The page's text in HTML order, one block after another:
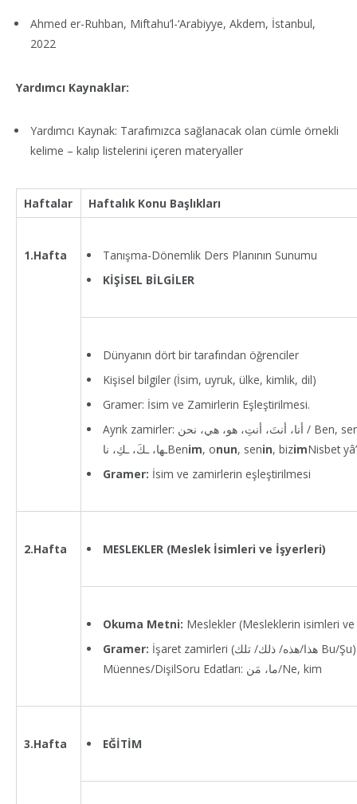
Ahmed er-Ruhban, Miftahu’l-‘Arabiyye, Akdem, İstanbul,
2022
Yardımcı Kaynaklar:
Yardımcı Kaynak: Tarafımızca sağlanacak olan cümle örnekli
kelime – kalıp listelerini içeren materyaller
Haftalar Haftalık Konu Başlıkları
1.Hafta
Tanışma-Dönemlik Ders Planının Sunumu
KİŞİSEL BİLGİLER
Dünyanın dört bir tarafından öğrenciler
Kişisel bilgiler (İsim, uyruk, ülke, kimlik, dil)
Gramer: İsim ve Zamirlerin Eşleştirilmesi.
Ayrık zamirler: أنا، أنتَ، أنتِ، هو، هي، نحن / Ben, sen, o, bizBirleşik zamirler: ي، ـه،
ـها، ـكَ، ـكِ، ناBenim, onun, senin, bizim
Gramer: İsim ve zamirlerin eşleştirilmesi
2.Hafta MESLEKLER (Meslek İsimleri ve İşyerleri)
Okuma Metni: Meslekler (Mesleklerin isimleri
Gramer: İşaret zamirleri (هذا/هذه/ ذلك/ تلك Bu/Şu)Müzekker/ ve
Müennes/DişilSoru Edatları: ما، مَن/Ne, kim
3.Hafta EĞİTİM